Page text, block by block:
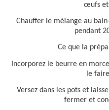
œufs et
Chauffer le mélange au
pendant
Ce que la
Incorporez le beurre en
le
Versez dans les pots et
fermer et